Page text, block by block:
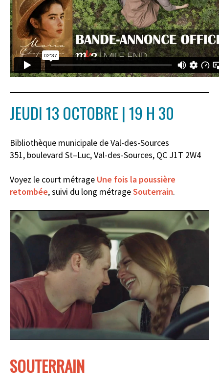
JEUDI 13 OCTOBRE | 19 H 30
Bibliothèque municipale de Val-des-Sources
351, boulevard St–Luc, Val-des-Sources, QC J1T 2W4
Voyez le court métrage Une fois la poussière
retombée, suivi du long métrageSouterrain.
SOUTERRAIN